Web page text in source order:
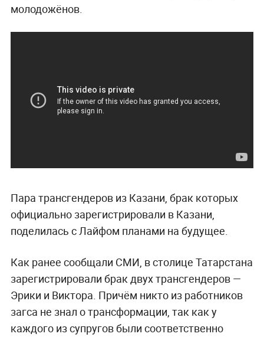
молодожёнов.
Пара трансгендеров из Казани, брак которых
официально зарегистрировали в Казани,
поделилась с Лайфом планами на будущее.
Как ранее сообщали СМИ, в столице Татарстана
зарегистрировали брак двух трансгендеров —
Эрики и Виктора. Причём никто из работников
загса не знал о трансформации, так как у
каждого из супругов были соответственно